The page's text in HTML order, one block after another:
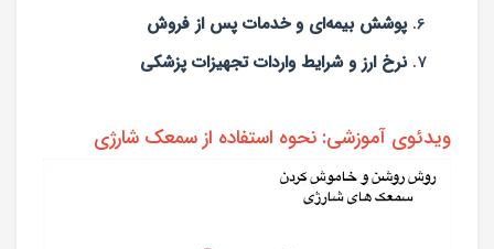
پوشش بیمه‌ای و خدمات پس از فروش
نرخ ارز و شرایط واردات تجهیزات پزشکی
ویدئوی آموزشی: نحوه استفاده از سمعک شارژی